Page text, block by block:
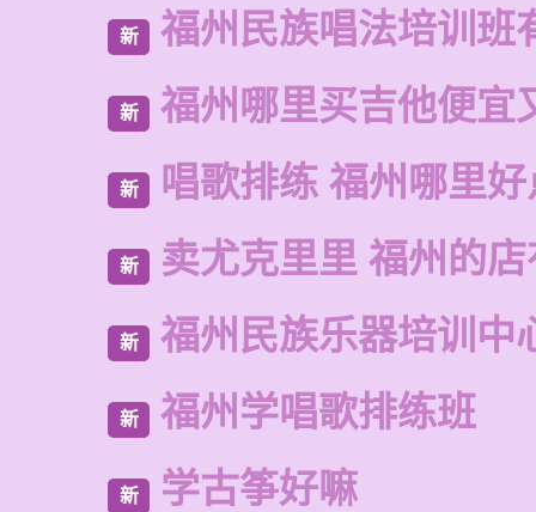
新 福州民族唱法培训班
新 福州哪里买吉他便宜
新 唱歌排练 福州哪里
新 卖尤克里里 福州的
新 福州民族乐器培训中
新 福州学唱歌排练班
新 学古筝好嘛